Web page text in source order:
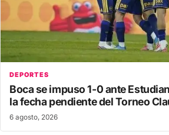
DEPORTES
Boca se impuso 1-0 ante
la fecha pendiente del Torneo
6 agosto, 2026